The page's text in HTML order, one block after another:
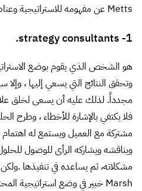
Metts عن مفهومه للاستراتيجية
1- strategy consultants.
هو الشخص الذي يقوم بوضع
وتحقق النتائج التي يسعي إليها ،
مجدداً. لذلك عليه أن يسعى لخلق
فلا يكتفي بالإشارة للأخطاء ، وطرح
مشتركة مع العميل ويستمع له اهتمام
ويناقشه ويشاركه الرأى للوصول
مشكلاته، ثم يساعده في تنفيذها .ولكن
Marsh خبير في وضع استراتيجية